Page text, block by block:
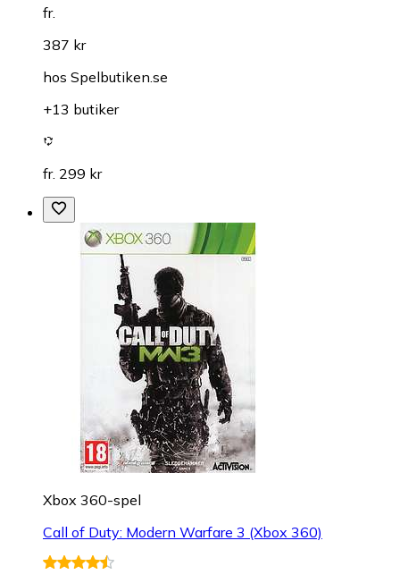
fr.
387 kr
hos Spelbutiken.se
+13 butiker
fr. 299 kr
Xbox 360-spel
Call of Duty: Modern Warfare 3 (Xbox 360)